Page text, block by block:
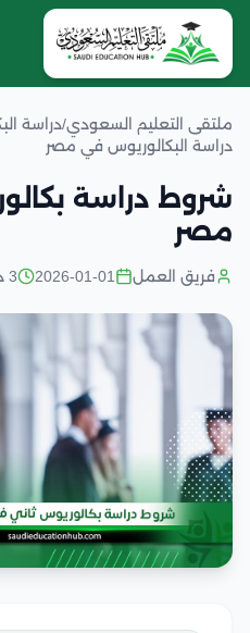
ملتقى التعليم السعودي/دراسة
دراسة البكالوريوس في مصر
شروط دراسة
مصر
فريق العمل 2026-01-01 3 دقائق قراءة